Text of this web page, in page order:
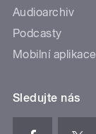
Audioarchiv
Podcasty
Mobilní aplikace
Sledujte nás